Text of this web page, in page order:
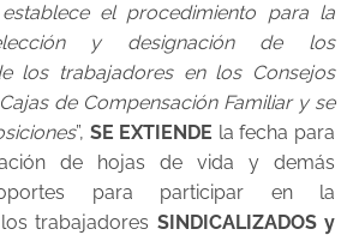
el procedimiento para la
y designación de los
los trabajadores en los Consejos
de Compensación Familiar y se
”, SE EXTIENDE la fecha para
de hojas de vida y demás
para participar en la
trabajadores SINDICALIZADOS y